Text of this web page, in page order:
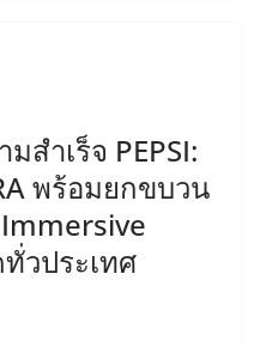
สำเร็จ PEPSI:
พร้อมยกขบวน
วประเทศ